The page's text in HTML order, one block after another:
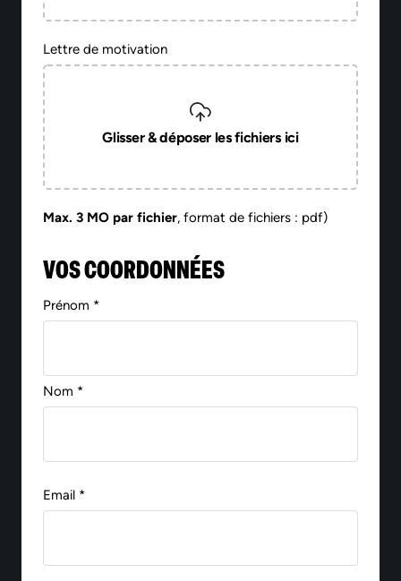
Lettre de motivation
Glisser & déposer les fichiers ici
Max. 3 MO par fichier, format de fichiers : pdf)
VOS COORDONNÉES
Prénom *
Nom *
Email *